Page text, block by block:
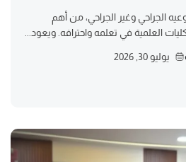
الجراحي وغير الجراحي، من أهم
العلمية في تعلمه واحترافه. ويعود...
يوليو 30, 2026